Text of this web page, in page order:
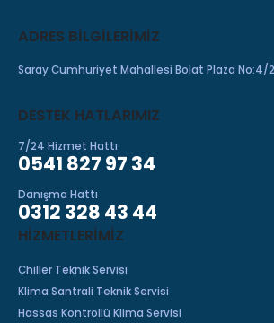
ADRES BILGILERIMIZ
Saray Cumhuriyet Mahallesi Bolat Plaza No:4/
DESTEK HATLARIMIZ
7/24 Hizmet Hattı
0541 827 97 34
Danışma Hattı
0312 328 43 44
HIZMETLERIMIZ
Chiller Teknik Servisi
Klima Santrali Teknik Servisi
Hassas Kontrollü Klima Servisi